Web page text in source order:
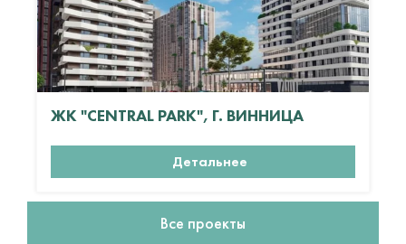
ЖК "CENTRAL PARK", Г. ВИННИЦА
Детальнее
Все проекты